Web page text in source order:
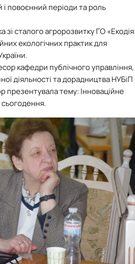
повоєнний періоди та роль
зі сталого агророзвитку ГО
екологічних практик для
кафедри публічного управління,
діяльності та дорадництва НУБіП
презентувала тему: Інноваційне